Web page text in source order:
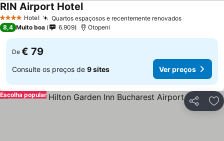
4 EstrelasHotel Quartos espaçosos e recentemente renovadosVer preços
RIN Airport HotelVer preços
8,4 Muito boa 6.909 Otopeni
De € 79
Consulte os preços de 9 sites Ver preços
Partilhar
Escolha popular